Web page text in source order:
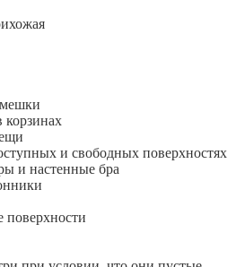
и свободных поверхностях
и настенные бра
поверхности